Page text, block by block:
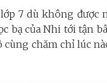
lớp 7 dù không được
bạ của Nhi tới tận
cùng chăm chỉ lúc